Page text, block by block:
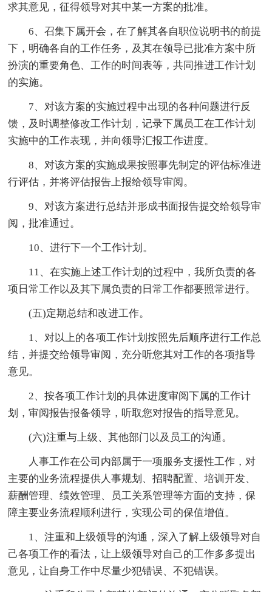
求其意见，征得领导对其中某一方案的批准。
6、召集下属开会，在了解其各自职位说明书的前提
下，明确各自的工作任务，及其在领导已批准方案中所
扮演的重要角色、工作的时间表等，共同推进工作计划
的实施。
7、对该方案的实施过程中出现的各种问题进行反
馈，及时调整修改工作计划，记录下属员工在工作计划
实施中的工作表现，并向领导汇报工作进度。
8、对该方案的实施成果按照事先制定的评估标准进
行评估，并将评估报告上报给领导审阅。
9、对该方案进行总结并形成书面报告提交给领导审
阅，批准通过。
10、进行下一个工作计划。
11、在实施上述工作计划的过程中，我所负责的各
项日常工作以及其下属负责的日常工作都要照常进行。
(五)定期总结和改进工作。
1、对以上的各项工作计划按照先后顺序进行工作总
结，并提交给领导审阅，充分听您其对工作的各项指导
意见。
2、按各项工作计划的具体进度审阅下属的工作计
划，审阅报告报备领导，听取您对报告的指导意见。
(六)注重与上级、其他部门以及员工的沟通。
人事工作在公司内部属于一项服务支援性工作，对
主要的业务流程提供人事规划、招聘配置、培训开发、
薪酬管理、绩效管理、员工关系管理等方面的支持，保
障主要业务流程顺利进行，实现公司的保值增值。
1、注重和上级领导的沟通，深入了解上级领导对自
己各项工作的看法，让上级领导对自己的工作多多提出
意见，让自身工作中尽量少犯错误、不犯错误。